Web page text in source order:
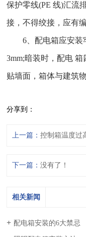
保护零线(PE 线)汇流
接，不得绞接，应有编
6、配电箱应安装
3mm;暗装时，配电
贴墙面，箱体与建筑
分享到：
上一篇：控制箱温度过
下一篇：没有了！
相关新闻
配电箱安装的6大禁忌